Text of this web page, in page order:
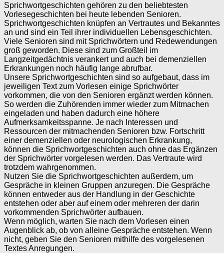
Sprichwortgeschichten gehören zu den beliebtesten
Vorlesegeschichten bei heute lebenden Senioren.
Sprichwortgeschichten knüpfen an Vertrautes und Bekanntes
an und sind ein Teil ihrer individuellen Lebensgeschichten.
Viele Senioren sind mit Sprichwörtern und Redewendungen
groß geworden. Diese sind zum Großteil im
Langzeitgedächtnis verankert und auch bei demenziellen
Erkrankungen noch häufig lange abrufbar.
Unsere Sprichwortgeschichten sind so aufgebaut, dass im
jeweiligen Text zum Vorlesen einige Sprichwörter
vorkommen, die von den Senioren ergänzt werden können.
So werden die Zuhörenden immer wieder zum Mitmachen
eingeladen und haben dadurch eine höhere
Aufmerksamkeitsspanne. Je nach Interessen und
Ressourcen der mitmachenden Senioren bzw. Fortschritt
einer demenziellen oder neurologischen Erkrankung,
können die Sprichwortgeschichten auch ohne das Ergänzen
der Sprichwörter vorgelesen werden. Das Vertraute wird
trotzdem wahrgenommen.
Nutzen Sie die Sprichwortgeschichten außerdem, um
Gespräche in kleinen Gruppen anzuregen. Die Gespräche
können entweder aus der Handlung in der Geschichte
entstehen oder aber auf einem oder mehreren der darin
vorkommenden Sprichwörter aufbauen.
Wenn möglich, warten Sie nach dem Vorlesen einen
Augenblick ab, ob von alleine Gespräche entstehen. Wenn
nicht, geben Sie den Senioren mithilfe des vorgelesenen
Textes Anregungen.